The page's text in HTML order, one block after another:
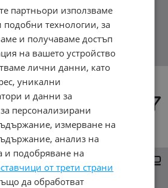
за:
и Джипове в обл.
се в обл. Видин,
Подредени по: Марка/
партньори използваме
подобни технологии, за
и получаваме достъп
на вашето устройство
лични данни, като
уникални
и данни за
персонализирани
измерване на
анализ на
и подобряване на
от трети страни
да обработват